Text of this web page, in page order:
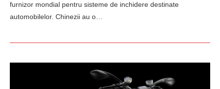
furnizor mondial pentru sisteme de inchidere destinate
automobilelor. Chinezii au o…